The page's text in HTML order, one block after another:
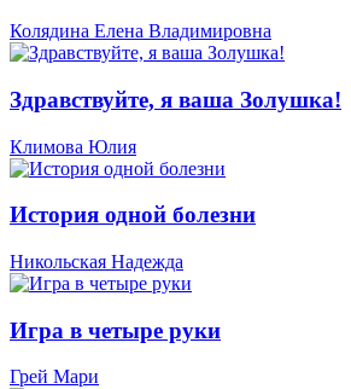
Колядина Елена Владимировна
Здравствуйте, я ваша Золушка!
Климова Юлия
История одной болезни
Никольская Надежда
Игра в четыре руки
Грей Мари